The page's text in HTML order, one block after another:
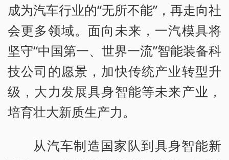
成为汽车行业的“无所不能”，再走向社
会更多领域。面向未来，一汽模具将
坚守“中国第一、世界一流”智能装备科
技公司的愿景，加快传统产业转型升
级，大力发展具身智能等未来产业，
培育壮大新质生产力。
从汽车制造国家队到具身智能新